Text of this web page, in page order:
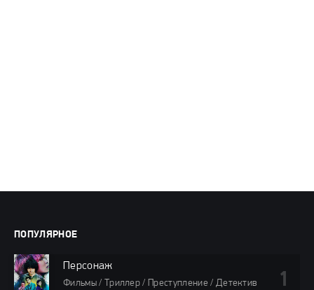
ПОПУЛЯРНОЕ
Персонаж
Фильмы / Триллер / Преступление / Детектив